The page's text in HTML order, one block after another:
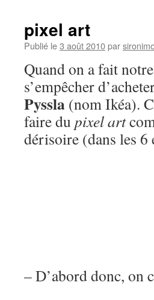
pixel art
Publié le3 août 2010par
Quand on a fait notre
s’empêcher
Pyssla (nom Ikéa).
faire du pixel art
dérisoire (dans les
– D’abord donc, on